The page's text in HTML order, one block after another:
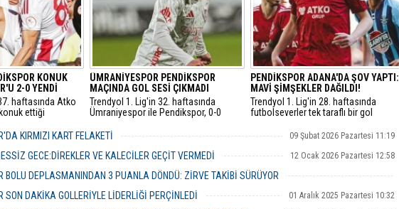
KONUK
2-0 YENDİ
haftasında Atko
ettiği
ÜMRANİYESPOR PENDİKSPOR
MAÇINDA GOL SESİ ÇIKMADI
Trendyol 1. Lig'in 32. haftasında
Ümraniyespor ile Pendikspor, 0-0
Ümraniyespor haftayı 39, Pendikspor
PENDİKSPOR ADANA'DA ŞOV YAPTI:
MAVİ ŞİMŞEKLER DAĞILDI!
​Trendyol 1. Lig'in 28. haftasında
futbolseverler tek taraflı bir gol
KIRMIZI KART FELAKETİ
09 Şubat 2026 Pazartesi 11:19
GECE:DİREKLER VE KALECİLER GEÇİT VERMEDİ 12 Ocak 2026 Pazartesi 12:58
BOLU DEPLASMANINDAN 3 PUANLA DÖNDÜ: ZİRVE TAKİBİ SÜRÜYOR
22 Aralık 2025 Pazartesi 10:20
SON DAKİKA GOLLERİYLE LİDERLİĞİ PERÇİNLEDİ 01 Aralık 2025 Pazartesi 10:32